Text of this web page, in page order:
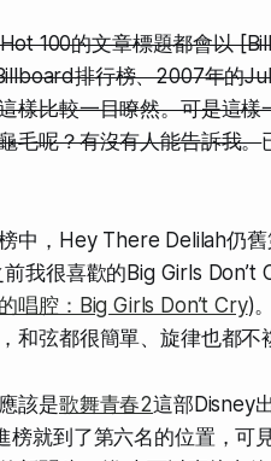
100的文章標題都會以
排行榜、2007年的
樣比較一目瞭然。可是這樣
毛呢？有沒有人能告訴我。
中，Hey There Delilah仍
我很喜歡的Big Girls
唱腔：Big Girls Don’t Cry)
和弦都很簡單、旋律也都不
該是歌舞青春2這部Disney
榜就到了第六名的位置，可